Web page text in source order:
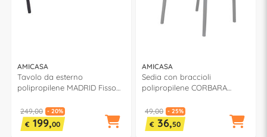
AMICASA
Tavolo da esterno
polipropilene MADRID Fisso
516 PPTOP
249,00 - 20%
€ 199,00
AMICASA
Sedia con braccioli
polipropilene CORBARA
49,00 - 25%
€ 36,50